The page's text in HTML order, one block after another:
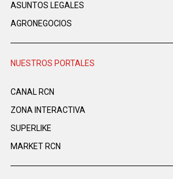
ASUNTOS LEGALES
AGRONEGOCIOS
NUESTROS PORTALES
CANAL RCN
ZONA INTERACTIVA
SUPERLIKE
MARKET RCN